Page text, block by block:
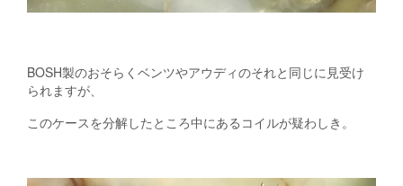
BOSH製のおそらくベンツやアウディのそれと同じに見受け
られますが、
このケースを分解したところ中にあるコイルが疑わしき。